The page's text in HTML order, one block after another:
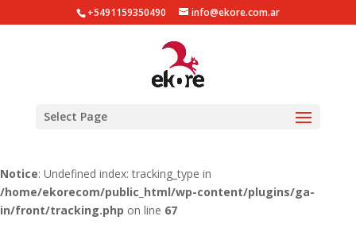
Notice: Undefined index: tracking_type in
/home/ekorecom/public_html/wp-content/plugins/ga-
/home/ekorecom/public_html/wp-content/plugins/ga-
Notice: Undefined index: tracking_type in
/home/ekorecom/public_html/wp-content/plugins/ga-
in/front/tracking.php on line 67
+5491159350490 info@ekore.com.ar
Select Page